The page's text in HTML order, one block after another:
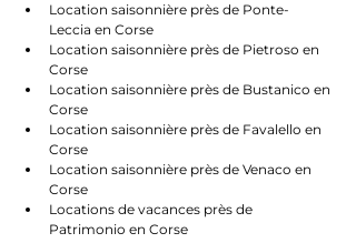
Location saisonnière près de Ponte-
Leccia en Corse
Location saisonnière près de Pietroso en
Corse
Location saisonnière près de Bustanico en
Corse
Location saisonnière près de Favalello en
Corse
Location saisonnière près de Venaco en
Corse
Locations de vacances près de
Patrimonio en Corse